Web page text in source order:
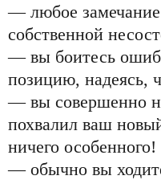
— любое замечание
собственной
— вы боитесь
позицию, надеясь,
— вы совершенно
похвалил ваш
ничего
— обычно вы